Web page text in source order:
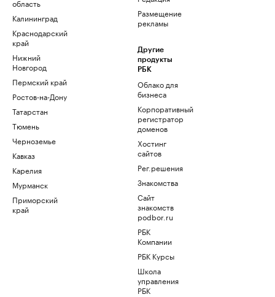
область
Калининград
Краснодарский
край
Нижний
Новгород
Пермский край
Ростов-на-Дону
Татарстан
Тюмень
Черноземье
Кавказ
Карелия
Мурманск
Приморский
край
Размещение
рекламы
Другие
продукты
РБК
Облако для
бизнеса
Корпоративный
регистратор
доменов
Хостинг
сайтов
Рег.решения
Знакомства
Сайт
знакомств
podbor.ru
РБК
Компании
РБК Курсы
Школа
управления
РБК